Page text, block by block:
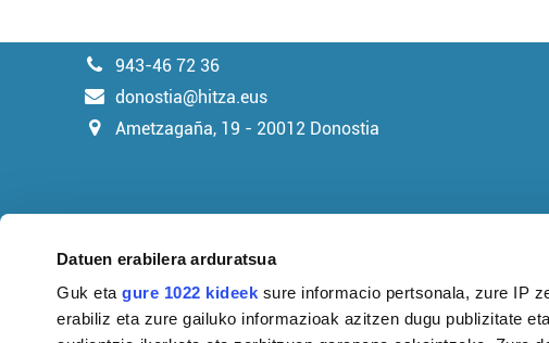
Datuen erabilera arduratsua
Guk etagure 1022 kideek sure informacio pertsonala, zure IP
erabiliz eta zure gailuko informazioak azitzen dugu publizitate
943-46 72 36
donostia@hitza.eus
Ametzagaña, 19 - 20012 Donostia